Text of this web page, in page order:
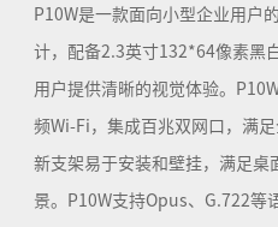
P10W是一款面向小型企业用户
计，配备2.3英寸132*64像素黑
用户提供清晰的视觉体验。
频Wi-Fi，集成百兆双网口，满
新支架易于安装和壁挂，满足桌
景。P10W支持Opus、G.722等